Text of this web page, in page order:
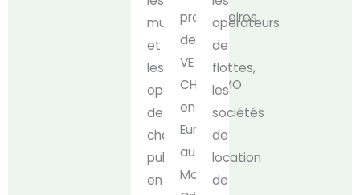
municipalités
et
les
opérateurs
de
charge
publique
en
propriétaires
de
VE
CHAdeMO
en
Europe,
au
Moyen-
opérateurs
de
flottes,
les
sociétés
de
location
de